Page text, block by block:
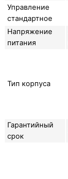
Управление
стандартное
Напряжение
питания
Тип корпуса
Гарантийный
срок